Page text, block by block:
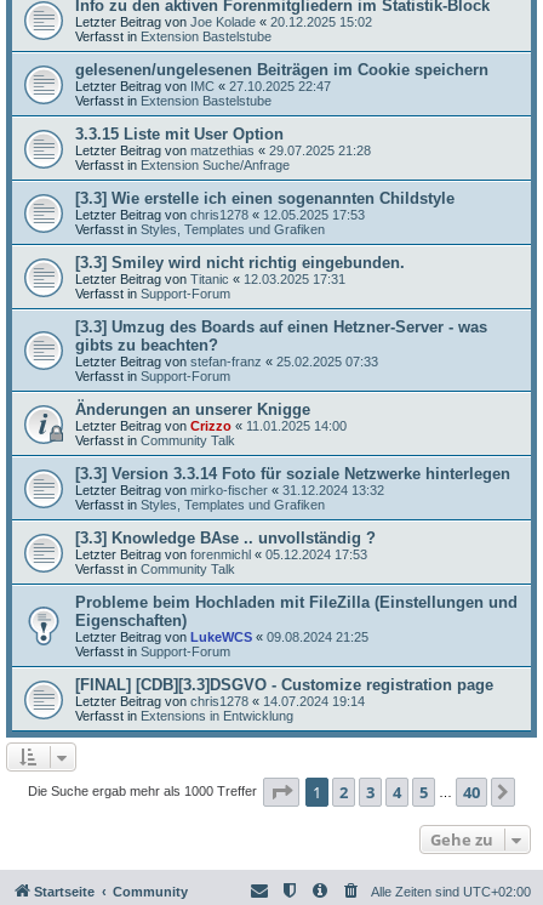
Info zu den aktiven Forenmitgliedern im Statistik-Block
Letzter Beitrag von Joe Kolade « 20.12.2025 15:02
Verfasst in Extension Bastelstube
gelesenen/ungelesenen Beiträgen im Cookie speichern
Letzter Beitrag von IMC « 27.10.2025 22:47
Verfasst in Extension Bastelstube
3.3.15 Liste mit User Option
Letzter Beitrag von matzethias « 29.07.2025 21:28
Verfasst in Extension Suche/Anfrage
[3.3] Wie erstelle ich einen sogenannten Childstyle
Letzter Beitrag von chris1278 « 12.05.2025 17:53
Verfasst in Styles, Templates und Grafiken
[3.3] Smiley wird nicht richtig eingebunden.
Letzter Beitrag von Titanic « 12.03.2025 17:31
Verfasst in Support-Forum
[3.3] Umzug des Boards auf einen Hetzner-Server - was
gibts zu beachten?
Letzter Beitrag von stefan-franz « 25.02.2025 07:33
Verfasst in Support-Forum
Änderungen an unserer Knigge
Letzter Beitrag von Crizzo « 11.01.2025 14:00
Verfasst in Community Talk
[3.3] Version 3.3.14 Foto für soziale Netzwerke hinterlegen
Letzter Beitrag von mirko-fischer « 31.12.2024 13:32
Verfasst in Styles, Templates und Grafiken
[3.3] Knowledge BAse .. unvollständig ?
Letzter Beitrag von forenmichl « 05.12.2024 17:53
Verfasst in Community Talk
Probleme beim Hochladen mit FileZilla (Einstellungen und
Eigenschaften)
Letzter Beitrag von LukeWCS « 09.08.2024 21:25
Verfasst in Support-Forum
[FINAL] [CDB][3.3]DSGVO - Customize registration page
Letzter Beitrag von chris1278 « 14.07.2024 19:14
Verfasst in Extensions in Entwicklung
Die Suche ergab mehr als 1000 Treffer Seite 1von 40
1 2 3 4 5 40
Gehe zu
Startseite Community Alle Zeiten sind UTC+02:00